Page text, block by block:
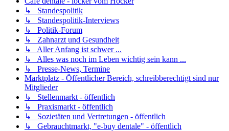
↳ Standespolitik
↳ Standespolitik-Interviews
↳ Politik-Forum
↳ Zahnarzt und Gesundheit
↳ Aller Anfang ist schwer ...
↳ Alles was noch im Leben wichtig sein kann ...
↳ Presse-News, Termine
Marktplatz - Öffentlicher Bereich, schreibberechtigt sind nur
Mitglieder
↳ Stellenmarkt - öffentlich
↳ Praxismarkt - öffentlich
↳ Sozietäten und Vertretungen - öffentlich
↳ Gebrauchtmarkt, "e-buy dentale" - öffentlich